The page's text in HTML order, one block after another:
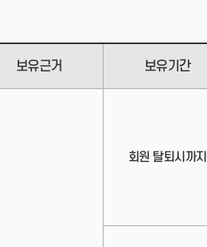
보유근거 보유기간
회원 탈퇴시까지